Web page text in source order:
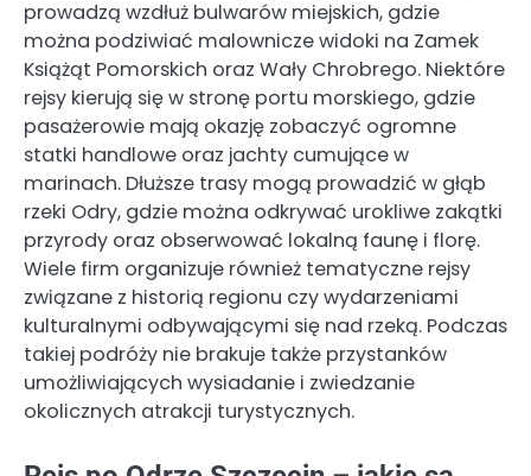
prowadzą wzdłuż bulwarów miejskich, gdzie
można podziwiać malownicze widoki na Zamek
Książąt Pomorskich oraz Wały Chrobrego. Niektóre
rejsy kierują się w stronę portu morskiego, gdzie
pasażerowie mają okazję zobaczyć ogromne
statki handlowe oraz jachty cumujące w
marinach. Dłuższe trasy mogą prowadzić w głąb
rzeki Odry, gdzie można odkrywać urokliwe zakątki
przyrody oraz obserwować lokalną faunę i florę.
Wiele firm organizuje również tematyczne rejsy
związane z historią regionu czy wydarzeniami
kulturalnymi odbywającymi się nad rzeką. Podczas
takiej podróży nie brakuje także przystanków
umożliwiających wysiadanie i zwiedzanie
okolicznych atrakcji turystycznych.